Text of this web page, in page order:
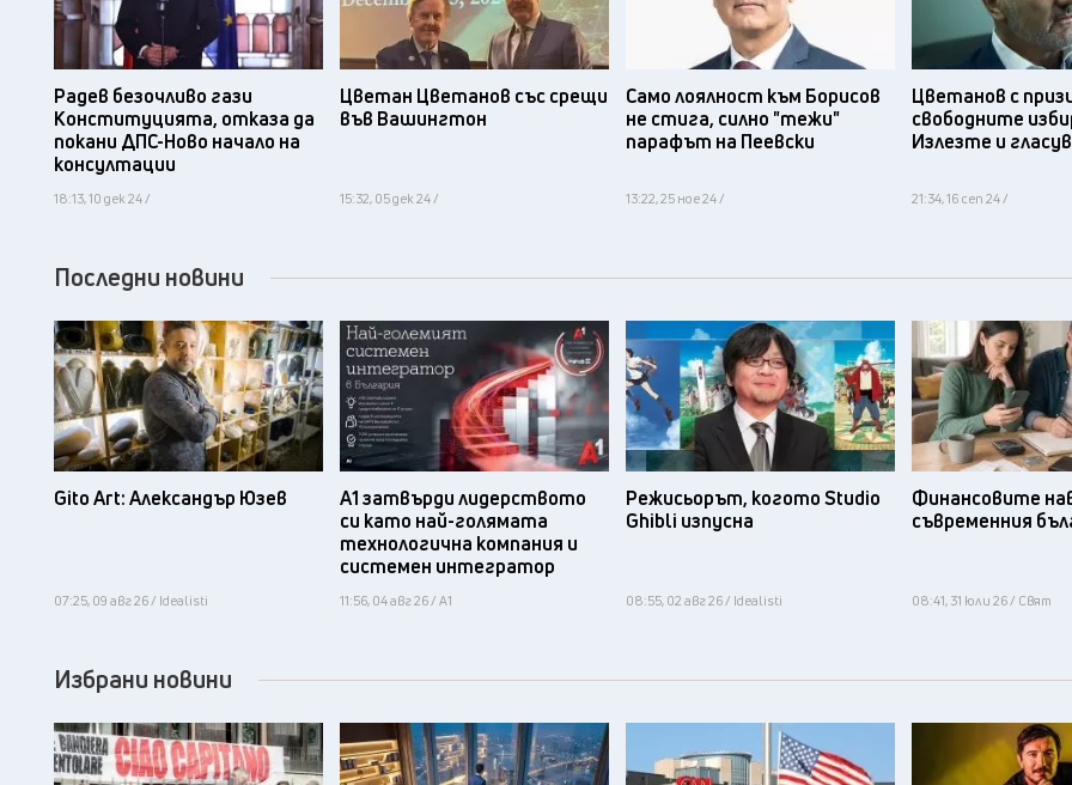
Радев безочливо гази
Конституцията, отказа да
покани ДПС-Ново начало на
консултации
18:13, 10 дек 24 /
Цветан Цветанов със срещи
във Вашингтон
15:32, 05 дек 24 /
Само лоялност към Борисов
не стига, силно "тежи"
парафът на Пеевски
13:22, 25 ное 24 /
Цветанов с
свободните
Излезте и
21:34, 16 сеп 24 /
Последни новини
Gito Art: Александър Юзев
07:25, 09 авг 26 / Idealisti
А1 затвърди лидерството
си като най-голямата
технологична компания и
системен интегратор
11:56, 04 авг 26 / А1
Режисьорът, когото Studio
Ghibli изпусна
08:55, 02 авг 26 / Idealisti
Финансовите
съвременния
08:41, 31 юли 26 / Свят
Избрани новини